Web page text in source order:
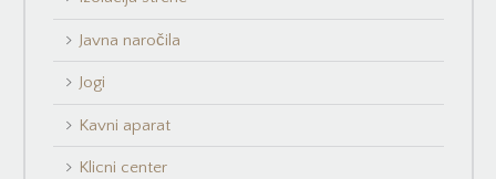
Javna naročila
Jogi
Kavni aparat
Klicni center